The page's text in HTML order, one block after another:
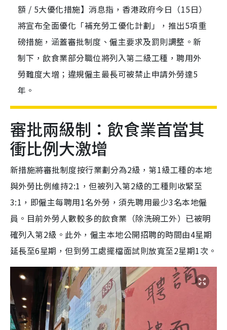
額 / 5大優化措施】消息指，香港政府今日（15日）
將宣布全面優化「補充勞工優化計劃」，推出5項重
磅措施，涵蓋審批制度、僱主要求及罰則調整。新
制下，飲食業部分職位將列入第二級工種，聘用外
勞難度大增；違規僱主最長可被禁止申請外勞達5
年。
審批兩級制：飲食業首當其
衝比例大激增
新措施將審批制度按行業劃分為2級，第1級工種的本地
與外勞比例維持2:1，但被列入第2級的工種則收緊至
3:1，即僱主每聘用1名外勞，須先聘用最少3名本地僱
員。目前外勞人數較多的飲食業（除洗碗工外）已被明
確列入第2級。此外，僱主本地公開招聘的時間由4星期
延長至6星期，但到勞工處擺檔面試則放寬至2星期1次。